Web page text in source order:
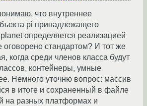
что внутреннее
pi принадлежащего
planet определяется реализацией
оговорено стандартом? И тот же
когда среди членов класса будут
контейнеры, умные
Немного уточню вопрос: массив
в итоге и сохраненный в файле
на разных платформах и